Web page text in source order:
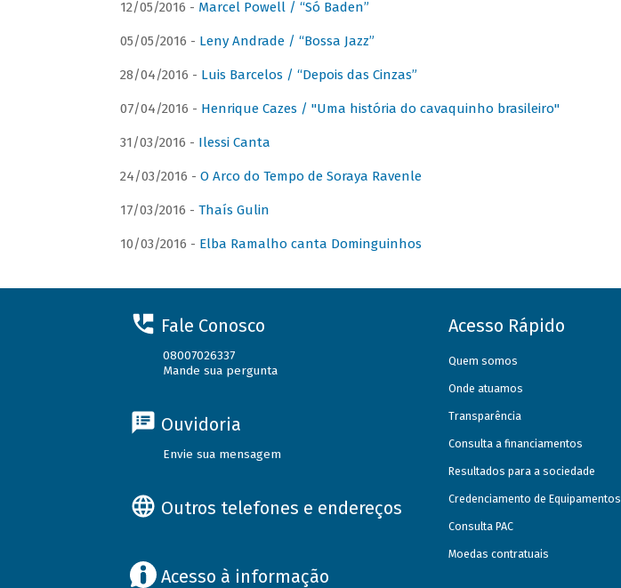
12/05/2016 - Marcel Powell / “Só Baden”
05/05/2016 - Leny Andrade / “Bossa Jazz”
28/04/2016 - Luis Barcelos / “Depois das Cinzas”
07/04/2016 - Henrique Cazes / "Uma história do cavaquinho brasileiro"
31/03/2016 - Ilessi Canta
24/03/2016 - O Arco do Tempo de Soraya Ravenle
17/03/2016 - Thaís Gulin
10/03/2016 - Elba Ramalho canta Dominguinhos
Fale Conosco
08007026337
Mande sua pergunta
Ouvidoria
Envie sua mensagem
Outros telefones e endereços
Acesso à informação
Acesso Rápido
Quem somos
Onde atuamos
Transparência
Consulta a financiamentos
Resultados para a sociedade
Credenciamento de Equipamentos
Consulta PAC
Moedas contratuais